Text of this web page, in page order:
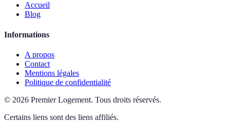
Accueil
Blog
Informations
A propos
Contact
Mentions légales
Politique de confidentialité
© 2026 Premier Logement. Tous droits réservés.
Certains liens sont des liens affiliés.